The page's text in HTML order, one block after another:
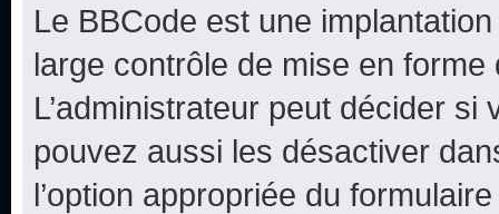
Le BBCode est une
large contrôle de mise en forme
L’administrateur peut décider
pouvez aussi les désactiver
l’option appropriée du